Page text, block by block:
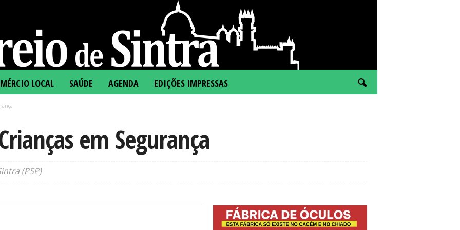
LOCAL SAÚDE AGENDA EDIÇÕES IMPRESSAS
em Segurança
(PSP)